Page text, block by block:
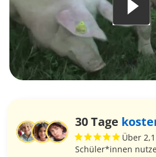
30 Tage
Über
Schüler*innen